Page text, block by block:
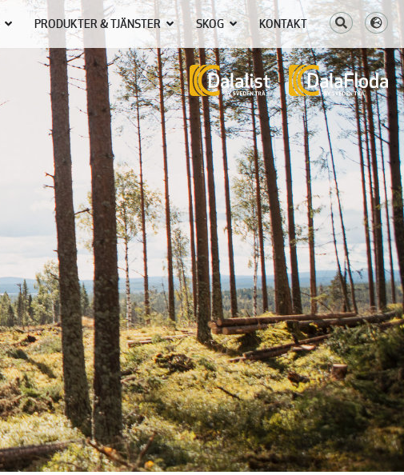
PRODUKTER & TJÄNSTER SKOG KONTAKT